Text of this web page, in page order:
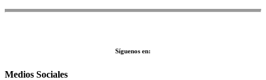
Síguenos en:
Medios Sociales